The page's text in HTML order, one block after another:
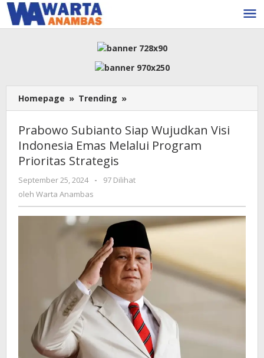
Lewati
ke
konten
Homepage » Trending »
Subianto
Wujudkan
Visi
Melalui
Prioritas
Strategis
Prabowo Subianto Siap Wujudkan Visi
Indonesia Emas Melalui Program
Prioritas Strategis
September 25, 2024
oleh
-
97 Dilihat
oleh Warta Anambas